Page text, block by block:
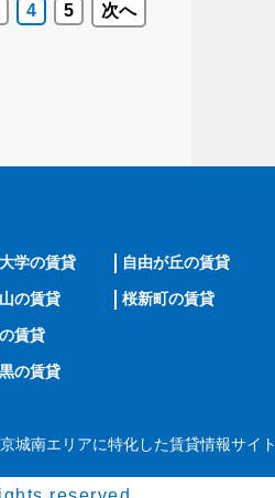
4 5 次へ
学の賃貸
の賃貸
賃貸
の賃貸
自由が丘の賃貸
桜新町の賃貸
城南エリアに特化した賃貸情報サイト